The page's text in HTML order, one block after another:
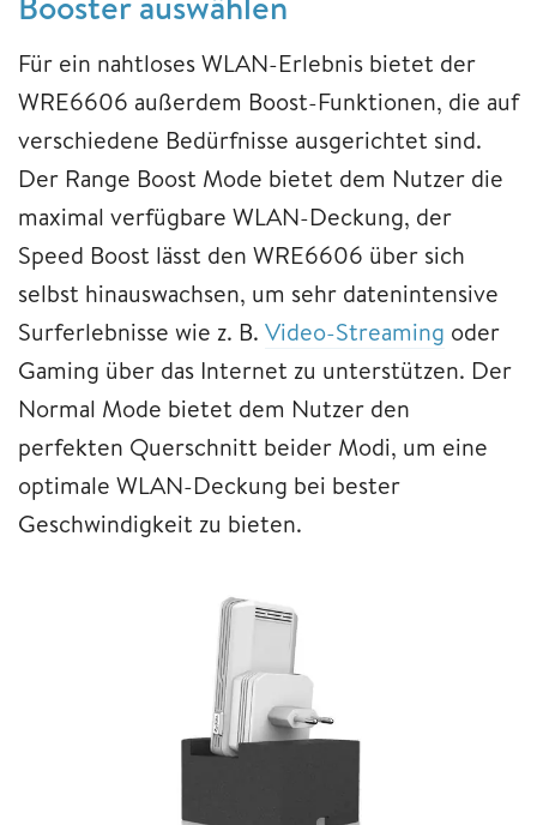
Für ein nahtloses WLAN-Erlebnis bietet der
WRE6606 außerdem Boost-Funktionen, die auf
verschiedene Bedürfnisse ausgerichtet sind.
Der Range Boost Mode bietet dem Nutzer die
maximal verfügbare WLAN-Deckung, der
Speed Boost lässt den WRE6606 über sich
selbst hinauswachsen, um sehr datenintensive
Surferlebnisse wie z. B. Video-Streaming oder
Gaming über das Internet zu unterstützen. Der
Normal Mode bietet dem Nutzer den
perfekten Querschnitt beider Modi, um eine
optimale WLAN-Deckung bei bester
Geschwindigkeit zu bieten.